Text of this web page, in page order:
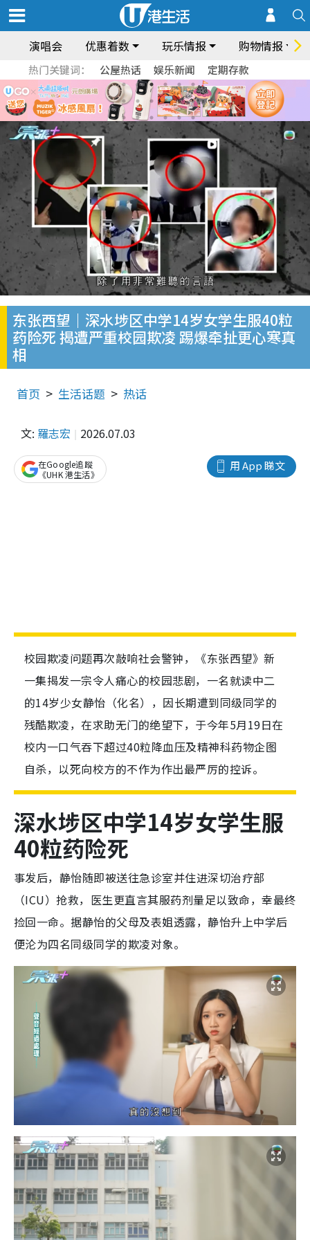
演唱会 优惠着数 玩乐情报 购物情报
热门关键词： 公屋热话 娱乐新闻 定期存款
东张西望｜深水埗区中学14岁女学生服40粒
药险死 揭遭严重校园欺凌 踢爆牵扯更心寒真
相
首页 生活话题 热话
文: 羅志宏 2026.07.03
用 App 睇文
在Google追蹤
《UHK 港生活》
校园欺凌问题再次敲响社会警钟，《东张西望》新
一集揭发一宗令人痛心的校园悲剧，一名就读中二
的14岁少女静怡（化名），因长期遭到同级同学的
残酷欺凌，在求助无门的绝望下，于今年5月19日在
校内一口气吞下超过40粒降血压及精神科药物企图
自杀，以死向校方的不作为作出最严厉的控诉。
深水埗区中学14岁女学生服
40粒药险死
事发后，静怡随即被送往急诊室并住进深切治疗部
（ICU）抢救，医生更直言其服药剂量足以致命，幸最终
捡回一命。据静怡的父母及表姐透露，静怡升上中学后
便沦为四名同级同学的欺凌对象。